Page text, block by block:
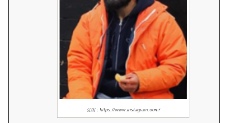
引用：https://www.instagram.com/